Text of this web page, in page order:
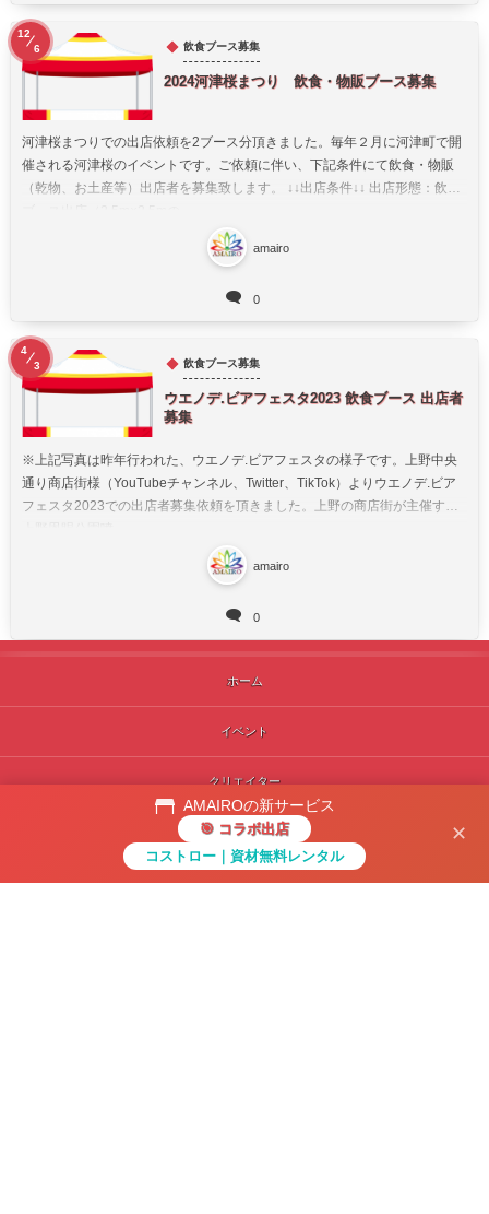
AMAIROの新サービス
🎯 コラボ出店
コストロー｜資材無料レンタル
✕
飲食ブース募集
2024河津桜まつり 飲食・物販ブース募集
河津桜まつりでの出店依頼を2ブース分頂きました。毎年２月に河津町で開
催される河津桜のイベントです。ご依頼に伴い、下記条件にて飲食・物販
（乾物、お土産等）出店者を募集致します。 ↓↓出店条件↓↓ 出店形態：飲食
amairo
0
12
6
飲食ブース募集
ウエノデ.ビアフェスタ2023 飲食ブース 出店者
募集
※上記写真は昨年行われた、ウエノデ.ビアフェスタの様子です。上野中央
通り商店街様（YouTubeチャンネル、Twitter、TikTok）よりウエノデ.ビア
フェスタ2023での出店者募集依頼を頂きました。上野の商店街が主催する
amairo
0
4
3
ホーム 先頭へ
ホーム
イベント
クリエイター
広告依頼
会社紹介